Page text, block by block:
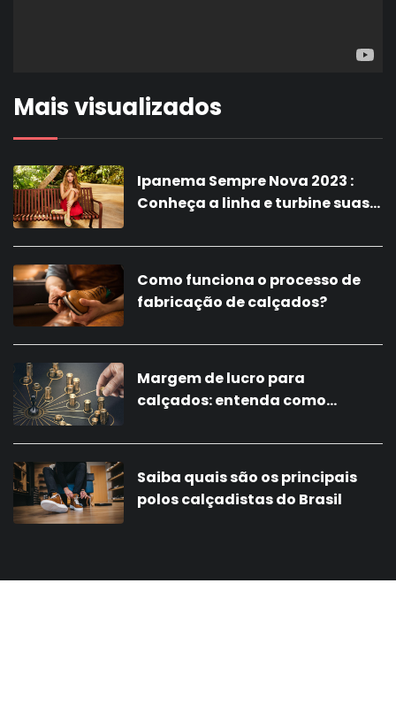
Mais visualizados
Ipanema Sempre Nova 2023 :
Conheça a linha e turbine suas
Como funciona o processo de
fabricação de calçados?
Margem de lucro para
calçados: entenda como
Saiba quais são os principais
polos calçadistas do Brasil